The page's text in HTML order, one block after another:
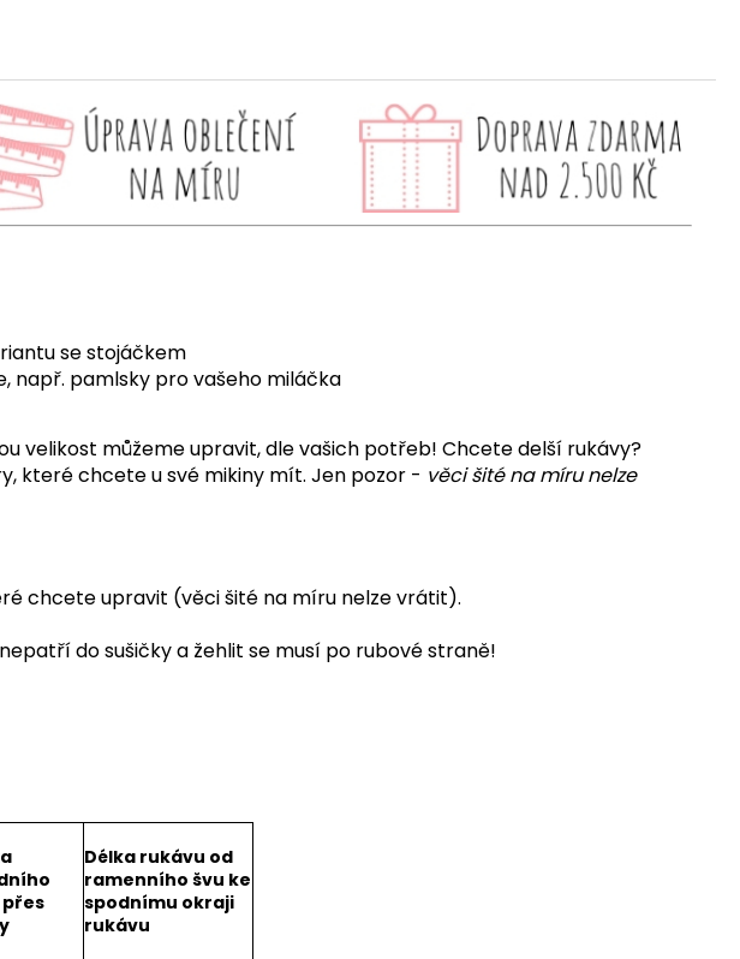
se stojáčkem
např. pamlsky pro vašeho miláčka
velikost můžeme upravit, dle vašich potřeb! Chcete delší rukávy?
které chcete u své mikiny mít. Jen pozor - věci šité na míru nelze
chcete upravit (věci šité na míru nelze vrátit).
do sušičky a žehlit se musí po rubové straně!
Délka rukávu od
ramenního švu ke
spodnímu okraji
rukávu